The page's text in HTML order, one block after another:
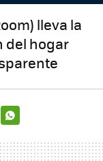
lleva la
del hogar